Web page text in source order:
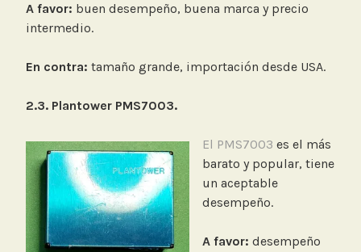
A favor: buen desempeño, buena marca y precio
intermedio.
En contra: tamaño grande, importación desde USA.
2.3. Plantower PMS7003.
El PMS7003 es el más
barato y popular, tiene
un aceptable
desempeño.
A favor: desempeño